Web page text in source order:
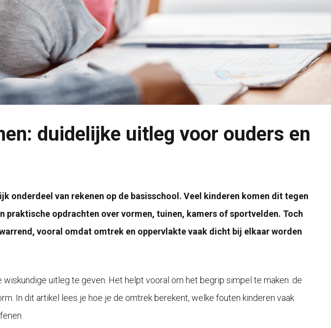
duidelijke uitleg voor ouders en
onderdeel van rekenen op de basisschool. Veel kinderen komen dit tegen
praktische opdrachten over vormen, tuinen, kamers of sportvelden. Toch
vooral omdat omtrek en oppervlakte vaak dicht bij elkaar worden
uitleg te geven. Het helpt vooral om het begrip simpel te maken: de
In dit artikel lees je hoe je de omtrek berekent, welke fouten kinderen vaak